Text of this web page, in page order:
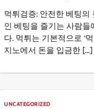
먹튀검증: 안전한 베팅의
인 베팅을 즐기는 사람들
다. 먹튀는 기본적으로 ‘
지노에서 돈을 입금한 […]
UNCATEGORIZED